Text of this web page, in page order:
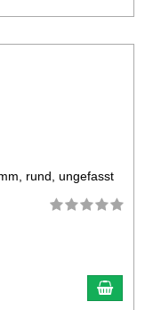
rund, ungefasst